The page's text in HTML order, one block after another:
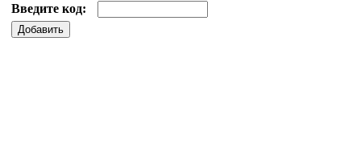
Введите код:
Добавить